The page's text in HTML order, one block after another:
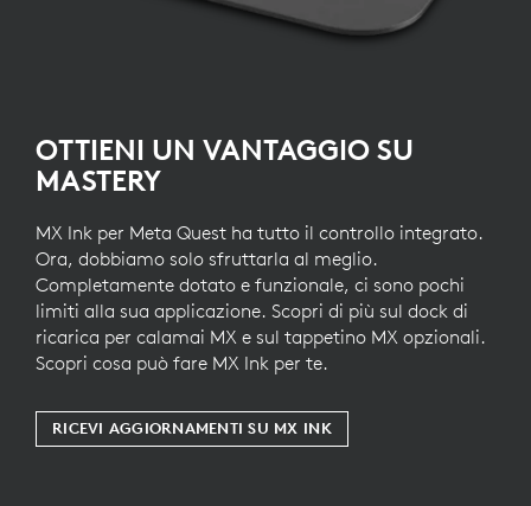
OTTIENI UN VANTAGGIO SU
MASTERY
MX Ink per Meta Quest ha tutto il controllo integrato.
Ora, dobbiamo solo sfruttarla al meglio.
Completamente dotato e funzionale, ci sono pochi
limiti alla sua applicazione. Scopri di più sul dock di
ricarica per calamai MX e sul tappetino MX opzionali.
Scopri cosa può fare MX Ink per te.
RICEVI AGGIORNAMENTI SU MX INK